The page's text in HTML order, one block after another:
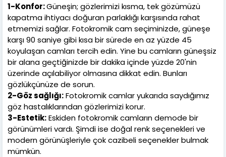
1-Konfor:Güneşin; gözlerimizi kısma, tek gözümüzü
kapatma ihtiyacı doğuran parlaklığı karşısında rahat
etmemizi sağlar. Fotokromik cam seçiminizde, güneşe
karşı 90 saniye gibi kısa bir sürede en az yüzde 45
koyulaşan camları tercih edin. Yine bu camların güneşsiz
bir alana geçtiğinizde bir dakika içinde yüzde 20'nin
üzerinde açılabiliyor olmasına dikkat edin. Bunları
gözlükçünüze de sorun.
2-Göz sağlığı:Fotokromik camlar yukarıda saydığımız
göz hastalıklarından gözlerimizi korur.
3-Estetik:Eskiden fotokromik camların demode bir
görünümleri vardı. Şimdi ise doğal renk seçenekleri ve
modern görünüşleriyle çok cazibeli seçenekler bulmak
mümkün.